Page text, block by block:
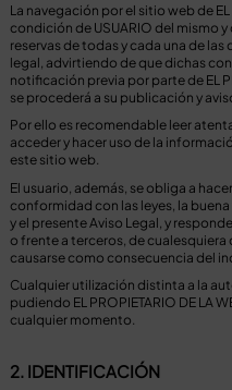
La navegación por el sitio web de EL
condición de USUARIO del mismo
reservas de todas y cada una de
legal, advirtiendo de que dichas
notificación previa por parte de EL
se procederá a su publicación y
Por ello es recomendable leer
acceder y hacer uso de la
este sitio web.
El usuario, además, se obliga a
conformidad con las leyes, la
y el presente Aviso Legal, y
o frente a terceros, de
causarse como consecuencia del
Cualquier utilización distinta a la
pudiendo EL PROPIETARIO DE LA
cualquier momento.
2. IDENTIFICACIÓN